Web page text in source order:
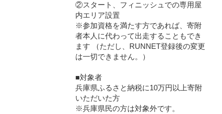
②スタート、フィニッシュでの専用屋
内エリア設置
※参加資格を満たす方であれば、寄附
者本人に代わって出走することもでき
ます （ただし、RUNNET登録後の変更
は一切できません。）
■対象者
兵庫県ふるさと納税に10万円以上寄附
いただいた方
※兵庫県民の方は対象外です。